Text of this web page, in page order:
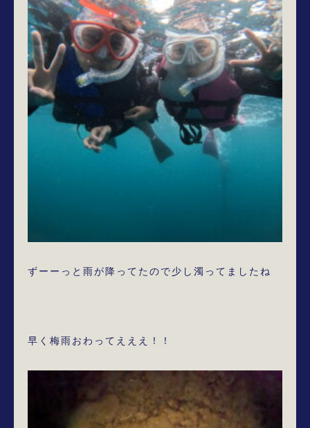
ずーーっと雨が降ってたので少し濁ってましたね
早く梅雨おわってえええ！！